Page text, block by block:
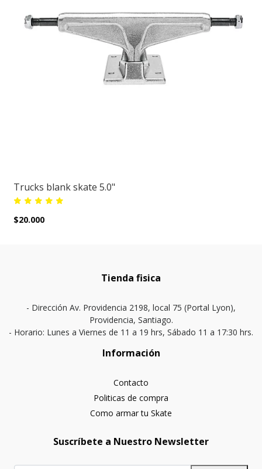
Trucks blank skate 5.0"
$20.000
Tienda fisica
- Dirección Av. Providencia 2198, local 75 (Portal Lyon),
Providencia, Santiago.
- Horario: Lunes a Viernes de 11 a 19 hrs, Sábado 11 a 17:30 hrs.
Información
Contacto
Politicas de compra
Como armar tu Skate
Suscríbete a Nuestro Newsletter